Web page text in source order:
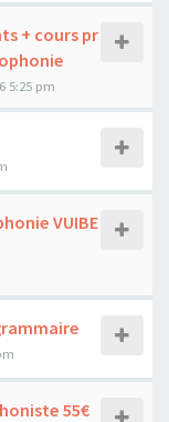
+ cours pr
5:25 pm
VUIBE
55€